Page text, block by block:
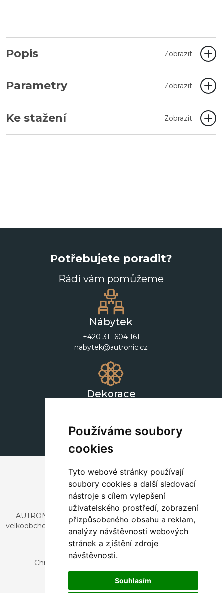
Používáme soubory
cookies
Tyto webové stránky používají
soubory cookies a další sledovací
nástroje s cílem vylepšení
uživatelského prostředí, zobrazení
přizpůsobeného obsahu a reklam,
analýzy návštěvnosti webových
stránek a zjištění zdroje
návštěvnosti.
Souhlasím
Popis Zobrazit
Parametry Zobrazit
Ke stažení Zobrazit
Potřebujete poradit?
Rádi vám pomůžeme
Nábytek
+420 311 604 161
nabytek@autronic.cz
Dekorace
AUTRONIC, s.r.o. je společnost zabývající se dovozem a
velkoobchodním prodejem designového i stylového nábytku
a dekorací.
Česká republika
Chrustenice 270, 267 12 Loděnice u Berouna
Slovensko
Nová 366, 032 02 Závažná Poruba